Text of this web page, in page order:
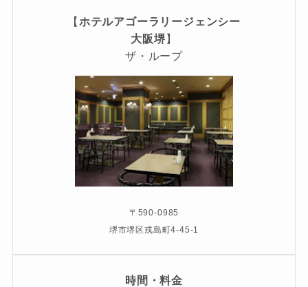
【ホテルアゴーラリージェンシー
大阪堺】
ザ・ループ
〒590-0985
堺市堺区戎島町4-45-1
時間・料金